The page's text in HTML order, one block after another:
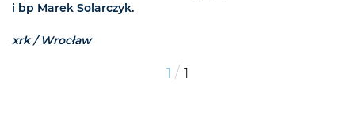
i bp Marek Solarczyk.
xrk / Wrocław
1 / 1